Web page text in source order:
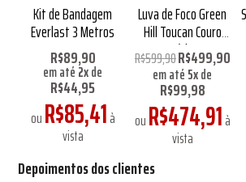
Kit de Bandagem
Everlast 3 Metros
R$89,90
em até2xde
R$44,95
ouR$85,41à
vista
Luva de Foco Green
Hill Toucan Couro
Legítimo
R$599,90R$499,90
em até5xde
R$99,98
ouR$474,91à
vista
Depoimentos dos clientes